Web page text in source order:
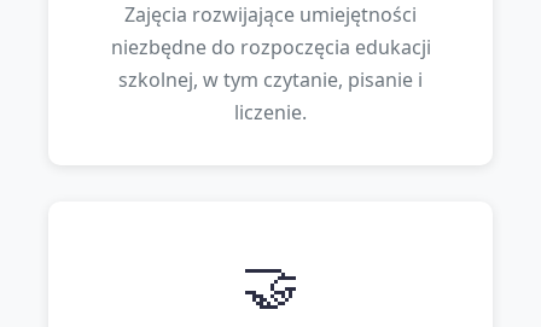
Zajęcia rozwijające umiejętności
niezbędne do rozpoczęcia edukacji
szkolnej, w tym czytanie, pisanie i
liczenie.
🤝